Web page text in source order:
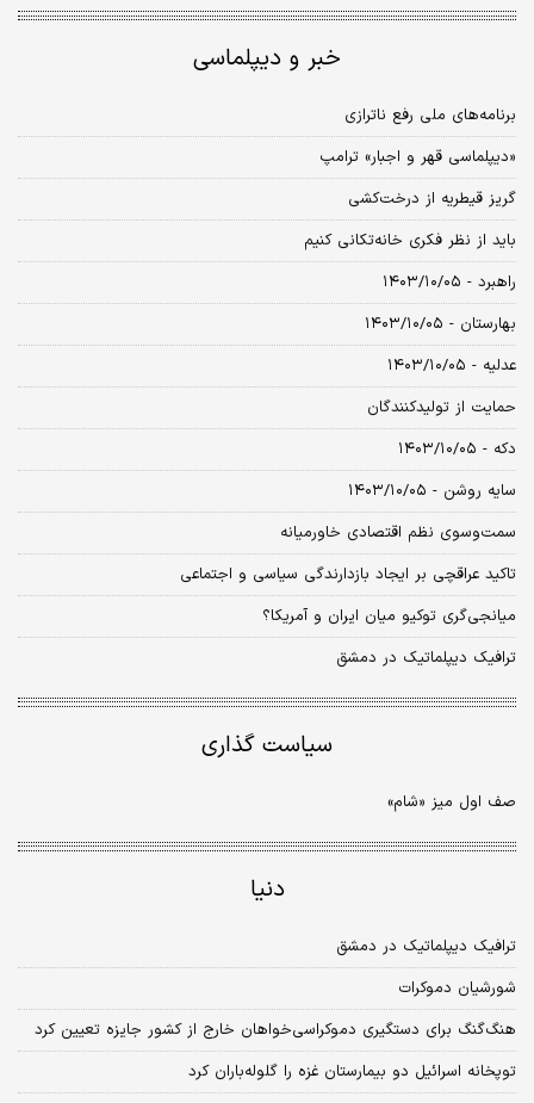
خبر و دیپلماسی
برنامه‌های ملی رفع ناترازی
«دیپلماسی قهر و اجبار» ترامپ
گریز قیطریه از درخت‌کشی
باید از نظر فکری خانه‌تکانی کنیم
راهبرد - ۱۴۰۳/۱۰/۰۵
بهارستان - ۱۴۰۳/۱۰/۰۵
عدلیه - ۱۴۰۳/۱۰/۰۵
حمایت از تولیدکنندگان
دکه - ۱۴۰۳/۱۰/۰۵
سایه روشن - ۱۴۰۳/۱۰/۰۵
سمت‌و‌سوی نظم اقتصادی خاورمیانه
تاکید عراقچی بر ایجاد بازدارندگی سیاسی و اجتماعی
میانجی‌گری توکیو میان ایران و آمریکا؟
ترافیک دیپلماتیک در دمشق
سیاست گذاری
صف اول میز «شام»
دنیا
ترافیک دیپلماتیک در دمشق
شورشیان دموکرات
هنگ‌گنگ برای دستگیری دموکراسی‌خواهان خارج از کشور جایزه تعیین کرد
توپخانه اسرائیل دو بیمارستان غزه را گلوله‌باران کرد